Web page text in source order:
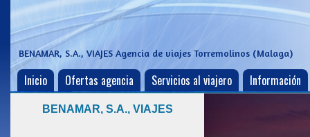
BENAMAR, S.A., VIAJES Agencia de viajes Torremolinos (Malaga)
Inicio Ofertas agencia Servicios al viajero Información
BENAMAR, S.A., VIAJES